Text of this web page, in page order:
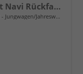
1.2 MPI N-Line / LED Tempomat Navi Rückfahrkamera Alu 17"
Jungwagen/Jahreswagen